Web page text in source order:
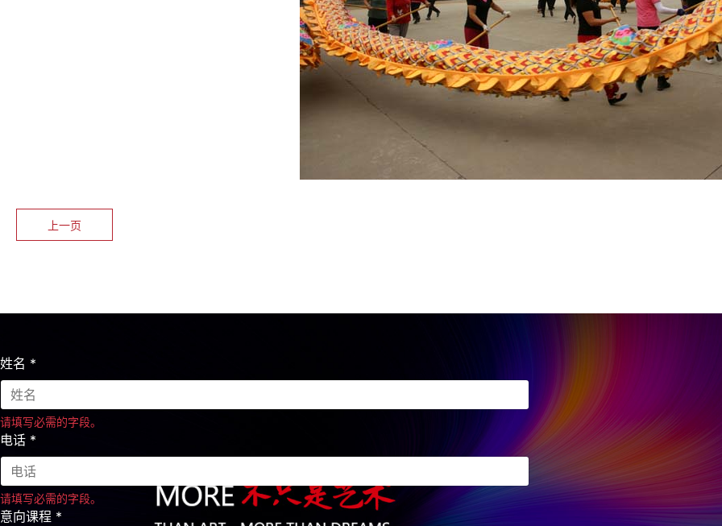
上一页
姓名 *
请填写必需的字段。
电话 *
请填写必需的字段。
意向课程 *